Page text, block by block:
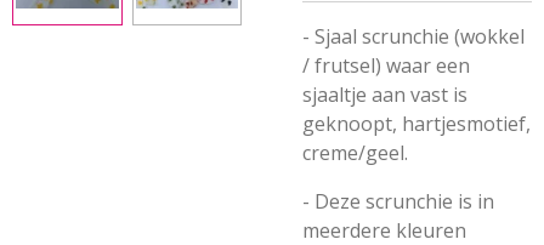
- Sjaal scrunchie (wokkel
/ frutsel) waar een
sjaaltje aan vast is
geknoopt, hartjesmotief,
creme/geel.
- Deze scrunchie is in
meerdere kleuren